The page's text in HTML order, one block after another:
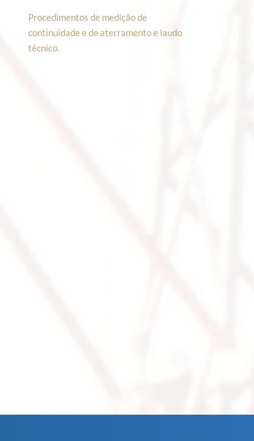
Procedimentos de medição de
continuidade e de aterramento e laudo
técnico.